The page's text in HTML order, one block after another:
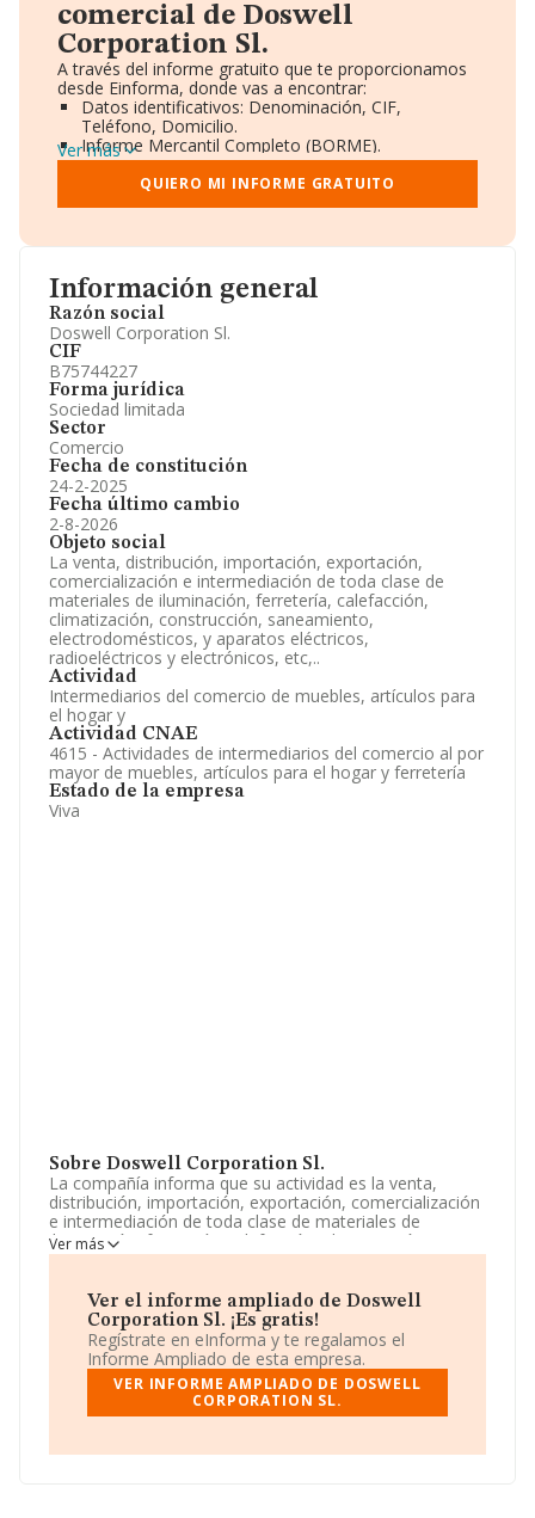
Información general
Razón social
Doswell Corporation Sl.
CIF
B75744227
Forma jurídica
Sociedad limitada
Sector
Comercio
Fecha de constitución
24-2-2025
Fecha último cambio
2-8-2026
Objeto social
La venta, distribución, importación, exportación,
comercialización e intermediación de toda clase de
materiales de iluminación, ferretería, calefacción,
climatización, construcción, saneamiento,
electrodomésticos, y aparatos eléctricos,
radioeléctricos y electrónicos, etc,..
Actividad
Intermediarios del comercio de muebles, artículos para
el hogar y
Actividad CNAE
4615 - Actividades de intermediarios del comercio al por
mayor de muebles, artículos para el hogar y ferretería
Estado de la empresa
Viva
Sobre Doswell Corporation Sl.
La compañía informa que su actividad es la venta,
distribución, importación, exportación, comercialización
e intermediación de toda clase de materiales de
iluminación, ferretería, calefacción, climatización,
construcción, saneamiento, electrodomésticos, y
La sociedad está registrada como Sociedad Limitada.
La actividad de referencia CNAE corresponde a
'Intermediarios del comercio de muebles, artículos para
el hogar y ferretería', cuyo Código es 4615. La empresa
realiza actividad internacional tanto de importación
como exportación.
está situada en Calle Silvia Munt núm. 2 Ptl 3, Plt 4, Pta
Ver más
Ver el informe ampliado de Doswell
Corporation Sl. ¡Es gratis!
Regístrate en eInforma y te regalamos el
Informe Ampliado de esta empresa.
VER INFORME AMPLIADO DE DOSWELL
CORPORATION SL.
comercial de Doswell
Corporation Sl.
A través del informe gratuito que te proporcionamos
desde Einforma, donde vas a encontrar:
Datos identificativos: Denominación, CIF,
Teléfono, Domicilio.
Informe Mercantil Completo (BORME).
Gráficos de Evolución Ventas y Empleados.
Consejo de Administración y Administradores.
Directivos y Ejecutivos.
Información oficial y registral complementaria.
Ver más
QUIERO MI INFORME GRATUITO